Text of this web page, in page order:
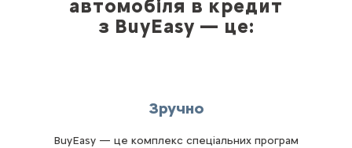
автомобіля в кредит
з BuyEasy — це:
Зручно
BuyEasy — це комплекс спеціальних програм